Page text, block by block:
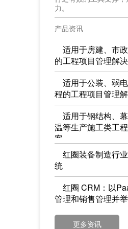
力。
产品资讯
适用于房建、市
的工程项目管理解
适用于公装、弱
程的工程项目管理
适用于钢结构、
温等生产施工类工
案
红圈装备制造行
统
红圈 CRM：以
管理和销售管理并举
更多资讯